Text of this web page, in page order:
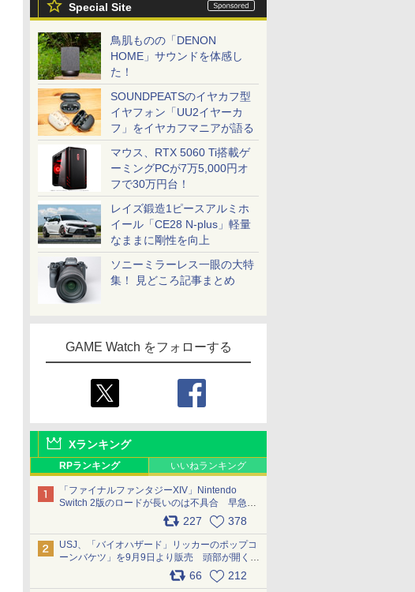
Special Site
鳥肌ものの「DENON
HOME」サウンドを体感し
た！
SOUNDPEATSのイヤカフ型
イヤフォン「UU2イヤーカ
フ」をイヤカフマニアが語る
マウス、RTX 5060 Ti搭載ゲ
ーミングPCが7万5,000円オ
フで30万円台！
レイズ鍛造1ピースアルミホ
イール「CE28 N-plus」軽量
なままに剛性を向上
ソニーミラーレス一眼の大特
集！ 見どころ記事まとめ
GAME Watch をフォローする
Xランキング
RPランキング いいねランキング
「ファイナルファンタジーXIV」Nintendo
Switch 2版のロードが長いのは不具合 早急に
アップデートできるよう対応中227 378
USJ、「バイオハザード」リッカーのポップコ
ーンバケツ」を9月9日より販売 頭部が開く仕
組み。味は恐怖を堪のう「味噌フレーバー」
66 212